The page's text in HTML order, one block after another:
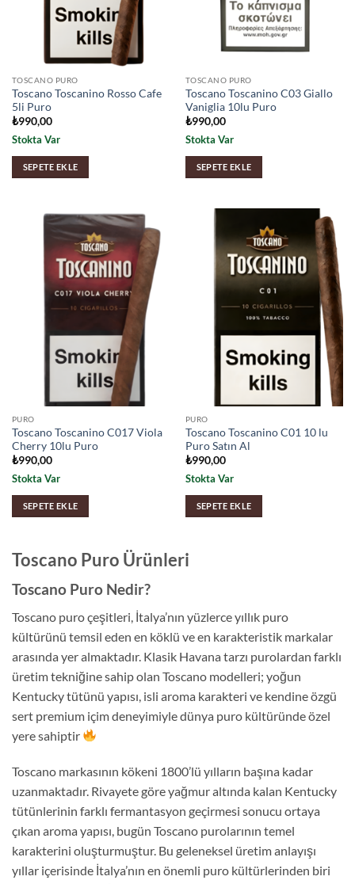
TOSCANO PURO
Toscano Toscanino Rosso Cafe
5li Puro
₺990,00
Stokta Var
SEPETE EKLE
TOSCANO PURO
Toscano Toscanino C03 Giallo
Vaniglia 10lu Puro
₺990,00
Stokta Var
SEPETE EKLE
PURO
Toscano Toscanino C017 Viola
Cherry 10lu Puro
₺990,00
Stokta Var
SEPETE EKLE
PURO
Toscano Toscanino C01 10 lu
Puro Satın Al
₺990,00
Stokta Var
SEPETE EKLE
Toscano Puro Ürünleri
Toscano Puro Nedir?
Toscano puro çeşitleri, İtalya’nın yüzlerce yıllık puro
kültürünü temsil eden en köklü ve en karakteristik markalar
arasında yer almaktadır. Klasik Havana tarzı purolardan farklı
üretim tekniğine sahip olan Toscano modelleri; yoğun
Kentucky tütünü yapısı, isli aroma karakteri ve kendine özgü
sert premium içim deneyimiyle dünya puro kültüründe özel
yere sahiptir
Toscano markasının kökeni 1800’lü yılların başına kadar
uzanmaktadır. Rivayete göre yağmur altında kalan Kentucky
tütünlerinin farklı fermantasyon geçirmesi sonucu ortaya
çıkan aroma yapısı, bugün Toscano purolarının temel
karakterini oluşturmuştur. Bu geleneksel üretim anlayışı
yıllar içerisinde İtalya’nın en önemli puro kültürlerinden biri